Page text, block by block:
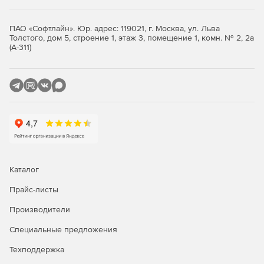
ПАО «Софтлайн». Юр. адрес: 119021, г. Москва, ул. Льва
Толстого, дом 5, строение 1, этаж 3, помещение 1, комн. № 2, 2а
(А-311)
Каталог
Прайс-листы
Производители
Специальные предложения
Техподдержка